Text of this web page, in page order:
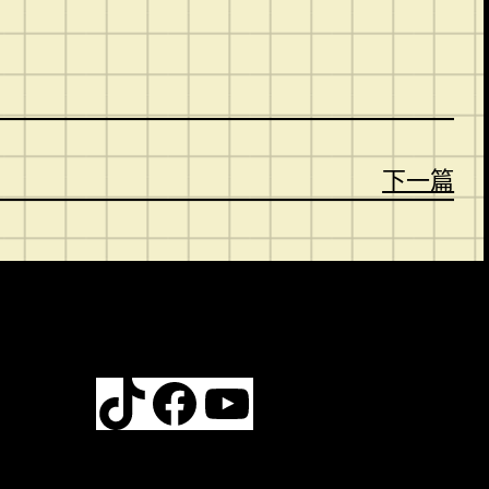
下一篇
TikTok Facebook YouTube